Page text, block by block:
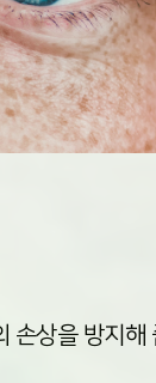
손상을 방지해